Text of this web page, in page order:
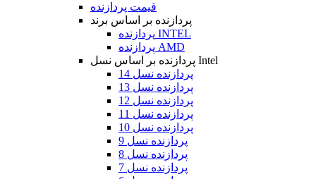
قیمت پردازنده
پردازنده بر اساس برند
پردازنده INTEL
پردازنده AMD
پردازنده بر اساس نسل Intel
پردازنده نسل 14
پردازنده نسل 13
پردازنده نسل 12
پردازنده نسل 11
پردازنده نسل 10
پردازنده نسل 9
پردازنده نسل 8
پردازنده نسل 7